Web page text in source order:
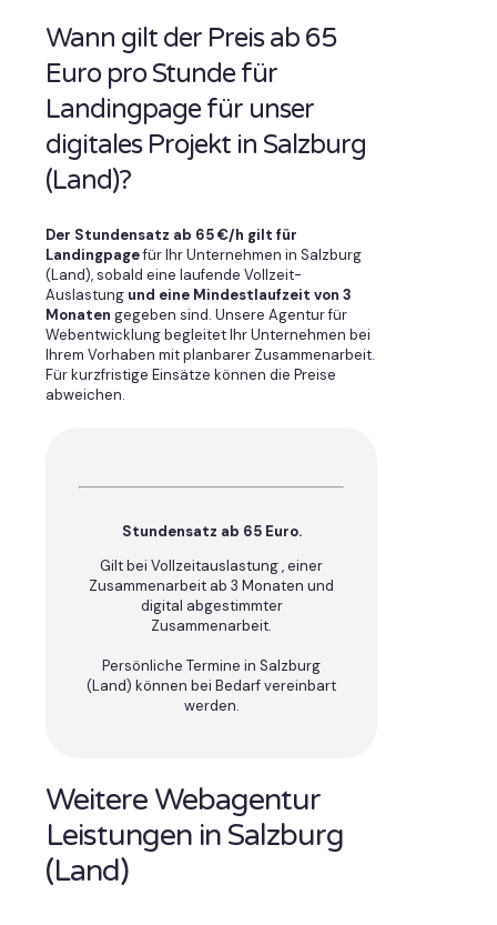
Wann gilt der Preis ab 65
Euro pro Stunde für
Landingpage für unser
digitales Projekt in Salzburg
(Land)?
Der Stundensatz ab 65 €/h gilt für
Landingpagefür Ihr Unternehmen in Salzburg
(Land), sobald eine laufende Vollzeit-
Auslastung und eine Mindestlaufzeit von 3
Monaten gegeben sind. Unsere Agentur für
Webentwicklung begleitet Ihr Unternehmen bei
Ihrem Vorhaben mit planbarer Zusammenarbeit.
Für kurzfristige Einsätze können die Preise
abweichen.
Stundensatz ab 65 Euro.
Gilt bei Vollzeitauslastung , einer
Zusammenarbeit ab 3 Monaten und
digital abgestimmter
Zusammenarbeit.
Persönliche Termine in Salzburg
(Land) können bei Bedarf vereinbart
werden.
Weitere Webagentur
Leistungen in Salzburg
(Land)